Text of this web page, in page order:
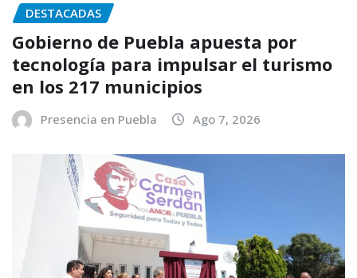
DESTACADAS
Gobierno de Puebla apuesta por
tecnología para impulsar el turismo
en los 217 municipios
Presencia en Puebla Ago 7, 2026